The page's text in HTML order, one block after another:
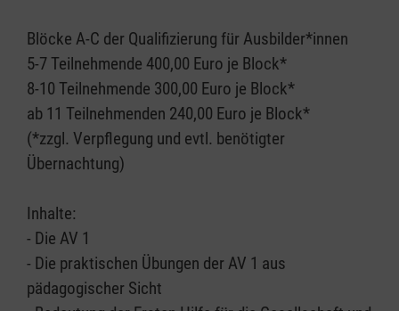
Blöcke A-C der Qualifizierung für Ausbilder*innen
5-7 Teilnehmende 400,00 Euro je Block*
8-10 Teilnehmende 300,00 Euro je Block*
ab 11 Teilnehmenden 240,00 Euro je Block*
(*zzgl. Verpflegung und evtl. benötigter
Übernachtung)
Inhalte:
- Die AV 1
- Die praktischen Übungen der AV 1 aus
pädagogischer Sicht